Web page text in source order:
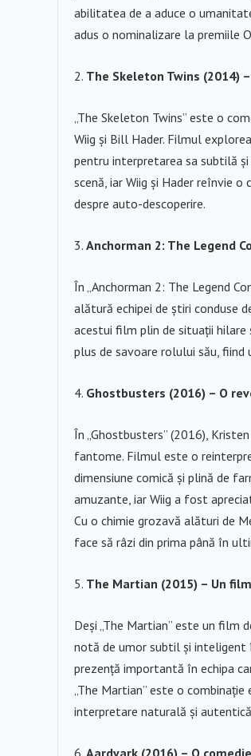
abilitatea de a aduce o
adus o nominalizare la premiile
The Skeleton Twins (2014)
„The Skeleton Twins” este o
Wiig și Bill Hader. Filmul
pentru interpretarea sa subtilă
scenă, iar Wiig și Hader reînvie
despre auto-descoperire.
Anchorman 2: The Legend
În „Anchorman 2: The Legend
alătură echipei de știri conduse
acestui film plin de situații hilare
plus de savoare rolului său,
Ghostbusters (2016) – O
În „Ghostbusters” (2016),
fantome. Filmul este o
dimensiune comică și plină de
amuzante, iar Wiig a fost
Cu o chimie grozavă alături de
face să râzi din prima până în
The Martian (2015) – Un
Deși „The Martian” este un film
notă de umor subtil și inteligent
prezență importantă în echipa
„The Martian” este o
interpretare naturală și
Aardvark (2016) – O